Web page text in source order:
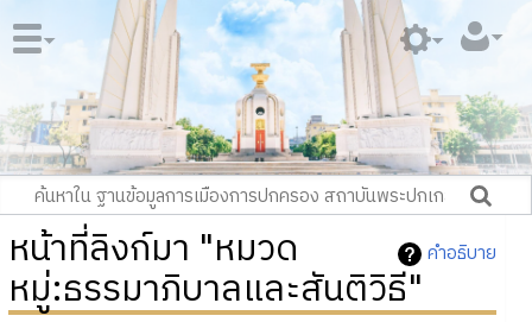
คำอธิบาย
หน้าที่ลิงก์มา "หมวด
หมู่:ธรรมาภิบาลและสันติวิธี"